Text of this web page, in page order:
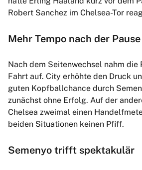
Robert Sanchez im Chelsea-Tor
Mehr Tempo nach der Pause
Nach dem Seitenwechsel nahm die
Fahrt auf. City erhöhte den Druck
guten Kopfballchance durch
zunächst ohne Erfolg. Auf der
Chelsea zweimal einen
beiden Situationen keinen Pfiff.
Semenyo trifft spektakulär